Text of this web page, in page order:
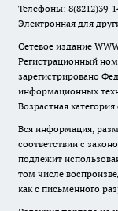
Телефоны: 8(8212)39-
Электронная для
Сетевое издание
Регистрационный
зарегистрировано
информационных
Возрастная категория
Вся информация,
соответствии с
подлежит
том числе
как с письменного